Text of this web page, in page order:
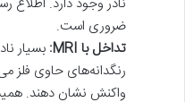
ضروری است.
تداخل با MRI:
بسیار
واکنش نشان دهند.